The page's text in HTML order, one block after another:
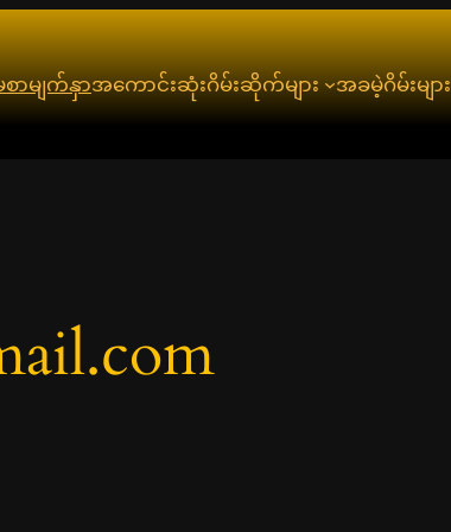
ာမျက်နှာအကောင်းဆုံးဂိမ်းဆိုက်များ အခမဲ့ဂိမ်းများ